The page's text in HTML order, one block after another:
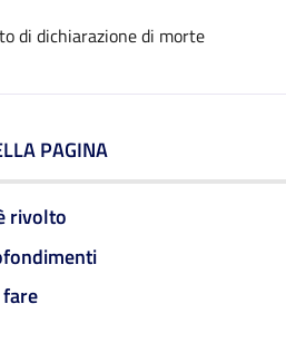
di dichiarazione di morte
PAGINA
rivolto
fare